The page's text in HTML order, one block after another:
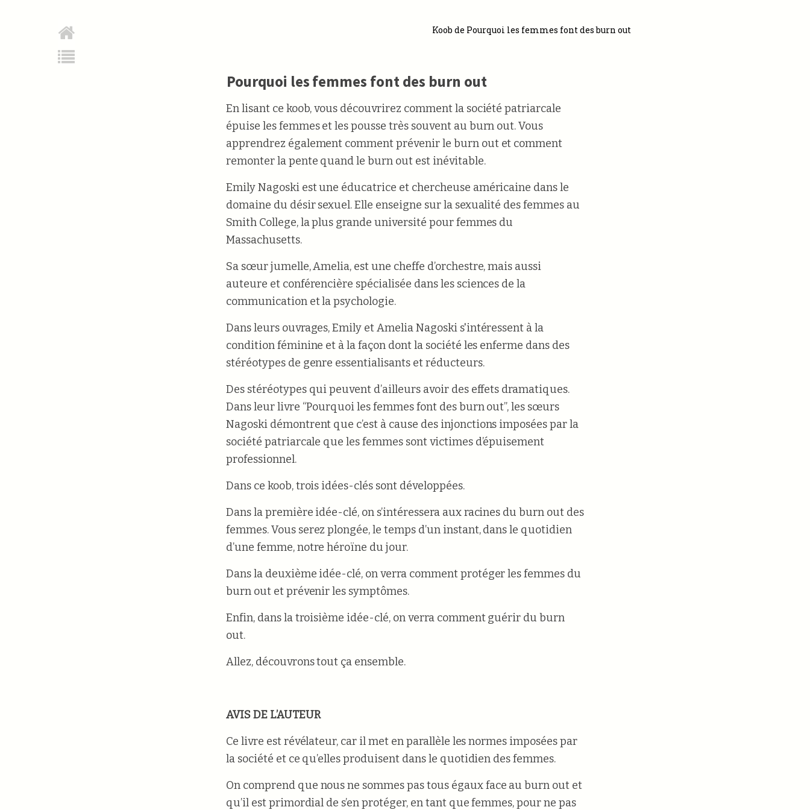
Koob de Pourquoi les femmes font des burn out
Pourquoi les femmes font des burn out
En lisant ce koob, vous découvrirez comment la société patriarcale
épuise les femmes et les pousse très souvent au burn out. Vous
apprendrez également comment prévenir le burn out et comment
remonter la pente quand le burn out est inévitable.
Emily Nagoski est une éducatrice et chercheuse américaine dans le
domaine du désir sexuel. Elle enseigne sur la sexualité des femmes au
Smith College, la plus grande université pour femmes du
Massachusetts.
Sa sœur jumelle, Amelia, est une cheffe d’orchestre, mais aussi
auteure et conférencière spécialisée dans les sciences de la
communication et la psychologie.
Dans leurs ouvrages, Emily et Amelia Nagoski s'intéressent à la
condition féminine et à la façon dont la société les enferme dans des
stéréotypes de genre essentialisants et réducteurs.
Des stéréotypes qui peuvent d’ailleurs avoir des effets dramatiques.
Dans leur livre “Pourquoi les femmes font des burn out”, les sœurs
Nagoski démontrent que c’est à cause des injonctions imposées par la
société patriarcale que les femmes sont victimes d’épuisement
professionnel.
Dans ce koob, trois idées-clés sont développées.
Dans la première idée-clé, on s’intéressera aux racines du burn out des
femmes. Vous serez plongée, le temps d’un instant, dans le quotidien
d’une femme, notre héroïne du jour.
Dans la deuxième idée-clé, on verra comment protéger les femmes du
burn out et prévenir les symptômes.
Enfin, dans la troisième idée-clé, on verra comment guérir du burn
out.
Allez, découvrons tout ça ensemble.
AVIS DE L’AUTEUR
Ce livre est révélateur, car il met en parallèle les normes imposées par
la société et ce qu’elles produisent dans le quotidien des femmes.
On comprend que nous ne sommes pas tous égaux face au burn out et
qu’il est primordial de s’en protéger, en tant que femmes, pour ne pas